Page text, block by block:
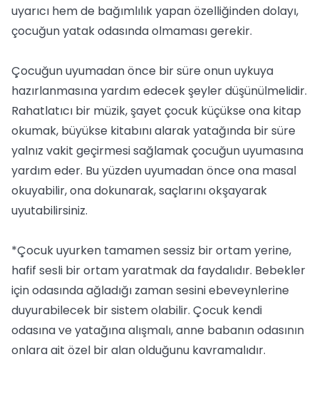
uyarıcı hem de bağımlılık yapan özelliğinden dolayı,
çocuğun yatak odasında olmaması gerekir.
Çocuğun uyumadan önce bir süre onun uykuya
hazırlanmasına yardım edecek şeyler düşünülmelidir.
Rahatlatıcı bir müzik, şayet çocuk küçükse ona kitap
okumak, büyükse kitabını alarak yatağında bir süre
yalnız vakit geçirmesi sağlamak çocuğun uyumasına
yardım eder. Bu yüzden uyumadan önce ona masal
okuyabilir, ona dokunarak, saçlarını okşayarak
uyutabilirsiniz.
*Çocuk uyurken tamamen sessiz bir ortam yerine,
hafif sesli bir ortam yaratmak da faydalıdır. Bebekler
için odasında ağladığı zaman sesini ebeveynlerine
duyurabilecek bir sistem olabilir. Çocuk kendi
odasına ve yatağına alışmalı, anne babanın odasının
onlara ait özel bir alan olduğunu kavramalıdır.